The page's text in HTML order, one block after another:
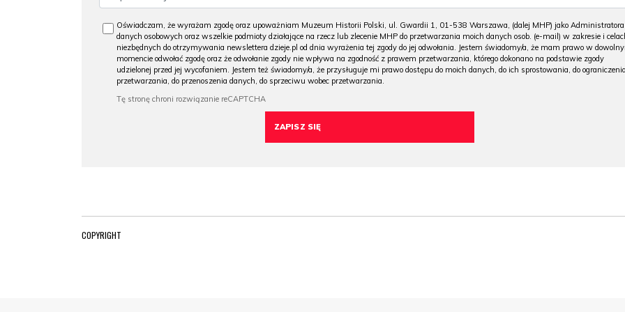
Oświadczam, że wyrażam zgodę oraz upoważniam Muzeum Historii Polski, ul. Gwardii 1, 01-538 Warszawa, (dalej MHP) jako Administratora
danych osobowych oraz wszelkie podmioty działające na rzecz lub zlecenie MHP do przetwarzania moich danych osob. (e-mail) w zakresie i
niezbędnych do otrzymywania newslettera dzieje.pl od dnia wyrażenia tej zgody do jej odwołania. Jestem świadomy/a, że mam prawo w
momencie odwołać zgodę oraz że odwołanie zgody nie wpływa na zgodność z prawem przetwarzania, którego dokonano na podstawie zgody
udzielonej przed jej wycofaniem. Jestem też świadomy/a, że przysługuje mi prawo dostępu do moich danych, do ich sprostowania, do ograniczenia
przetwarzania, do przenoszenia danych, do sprzeciwu wobec przetwarzania.
COPYRIGHT